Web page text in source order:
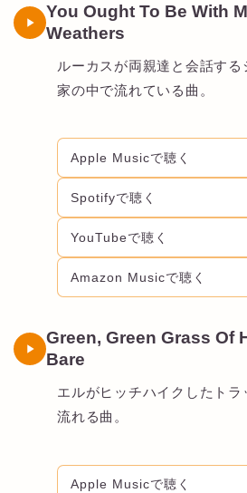
You Ought To Be With
Weathers
ルーカスが両親達と会話する
家の中で流れている曲。
Apple Musicで聴く
Spotifyで聴く
YouTubeで聴く
Amazon Musicで聴く
Green, Green Grass Of
Bare
エルがヒッチハイクしたト
流れる曲。
Apple Musicで聴く